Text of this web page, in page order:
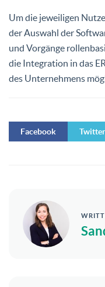
Um die jeweiligen
der Auswahl der
und Vorgänge
die Integration in das
des Unternehmens
Facebook Twitter